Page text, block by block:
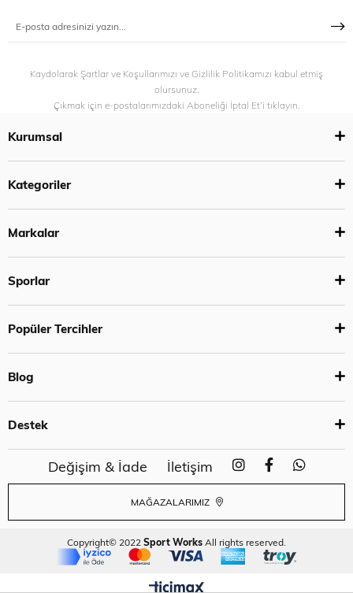
Kaydolarak Şartlar ve Koşullarımızı ve Gizlilik Politikamızı kabul etmiş
olursunuz.
Çıkmak için e-postalarımızdaki Aboneliği İptal Et’i tıklayın.
Kurumsal
Kategoriler
Markalar
Sporlar
Popüler Tercihler
Blog
Destek
Değişim & İade İletişim
MAĞAZALARIMIZ
Copyright© 2022 Sport Works All rights reserved.